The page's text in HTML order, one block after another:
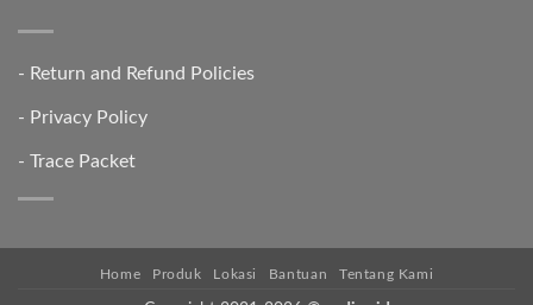
- Return and Refund Policies
- Privacy Policy
- Trace Packet
Home Produk Lokasi Bantuan Tentang Kami